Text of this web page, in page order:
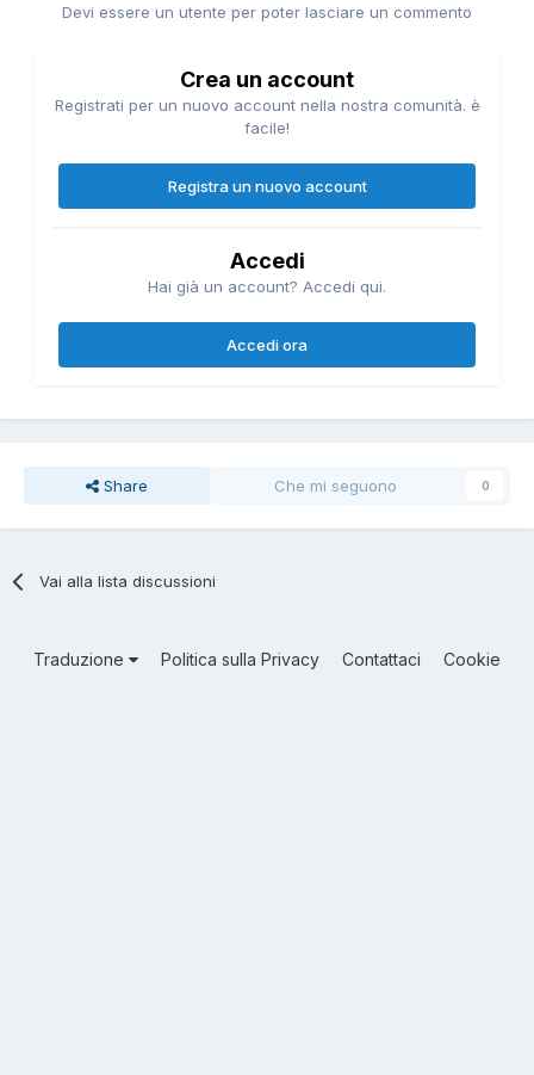
Devi essere un utente per poter lasciare un commento
Crea un account
Registrati per un nuovo account nella nostra comunità. è
facile!
Registra un nuovo account
Accedi
Hai già un account? Accedi qui.
Accedi ora
Share Che mi seguono 0
Vai alla lista discussioni
Traduzione Politica sulla Privacy Contattaci Cookie